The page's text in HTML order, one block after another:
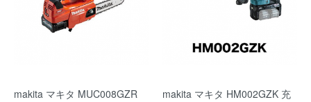
makita マキタ MUC008GZR
makita マキタ HM002GZK 充